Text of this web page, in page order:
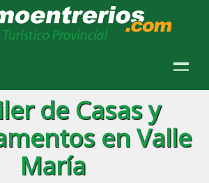
de Casas y
en Valle
María